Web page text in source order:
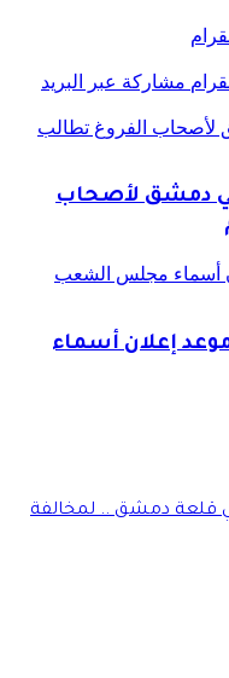
مشاركة عبر البريد
الفروغ تطالب
دمشق لأصحاب
أسماء مجلس الشعب
موعد إعلان أسماء
في قلعة دمشق .. لمخالفة